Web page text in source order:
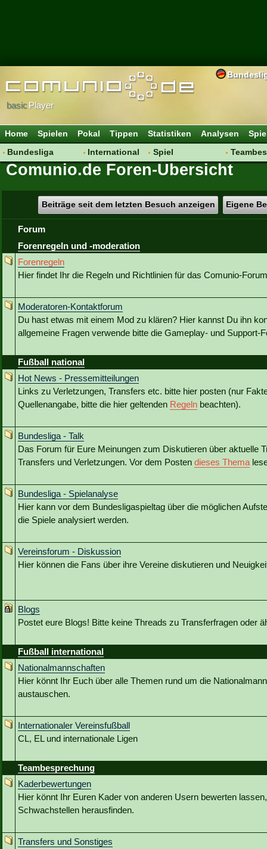
basicPlayer
Home Spielen Pokal Tippen Statistiken Analysen
Bundesliga
Hot News
Spielanalyse
Vereinsdiskussion
Vereinsfragen
International
Vereine
Spiel
Regeln & Tipps
Comunio.de Foren-Übersicht
Beiträge seit dem letzten Besuch anzeigen Eigene
Forum
Forenregeln und -moderation
Forenregeln
Hier findet Ihr die Regeln und Richtlinien für das Comunio-
Moderatoren-Kontaktforum
Du hast etwas mit einem Mod zu klären? Hier kannst Du ihn
allgemeine Fragen verwende bitte die Gameplay- und Support-
Fußball national
Hot News - Pressemitteilungen
Links zu Verletzungen, Transfers etc. bitte hier posten (nur
Quellenangabe, bitte die hier geltenden Regeln beachten).
Bundesliga - Talk
Das Forum für Eure Meinungen zum Diskutieren über aktuelle
Transfers und Verletzungen. Vor dem Posten dieses Thema
Bundesliga - Spielanalyse
Hier kann vor dem Bundesligaspieltag über die möglichen
die Spiele analysiert werden.
Vereinsforum - Diskussion
Hier können die Fans über ihre Vereine diskutieren und
Blogs
Postet eure Blogs! Bitte keine Threads zu Transferfragen oder
Fußball international
Nationalmannschaften
Hier könnt Ihr Euch über alle Themen rund um die
austauschen.
Internationaler Vereinsfußball
CL, EL und internationale Ligen
Teambesprechung
Kaderbewertungen
Hier könnt Ihr Euren Kader von anderen Usern bewerten
Schwachstellen herausfinden.
Transfers und Sonstiges